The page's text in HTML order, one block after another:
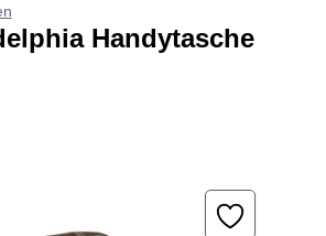
von 0 von 5 Sternen
Handytasche